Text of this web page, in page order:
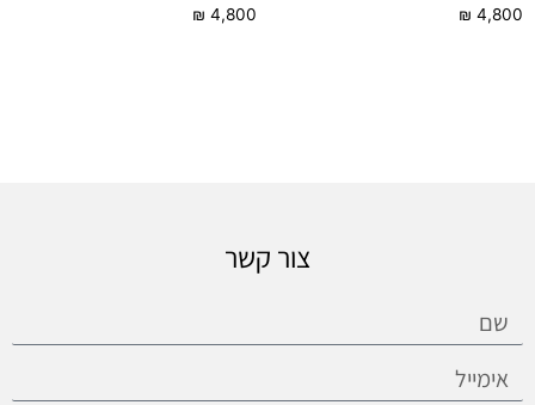
₪ 4,800
₪ 4,800
צור קשר